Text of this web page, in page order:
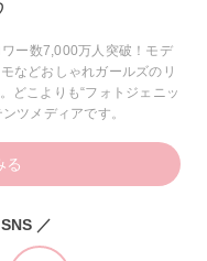
ー数7,000万人突破！モデ
などおしゃれガールズのリ
どこよりも“フォトジェニッ
ツメディアです。
る
／